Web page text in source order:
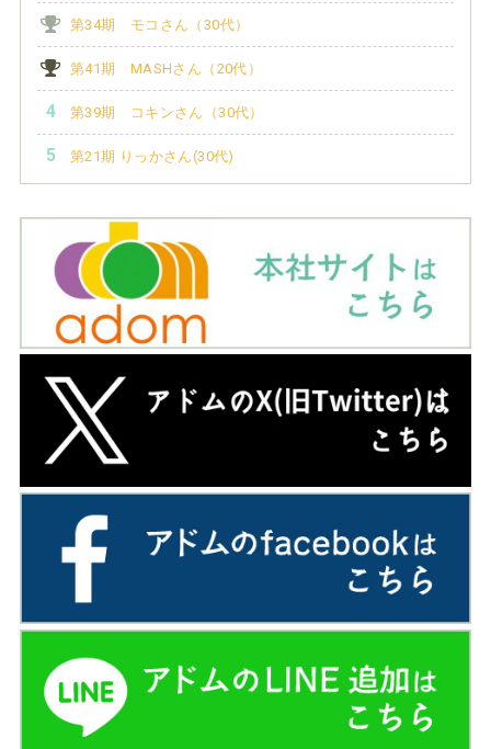
第34期 モコさん（30代）
第41期 MASHさん（20代）
第39期 コキンさん（30代）
第21期 りっかさん(30代)